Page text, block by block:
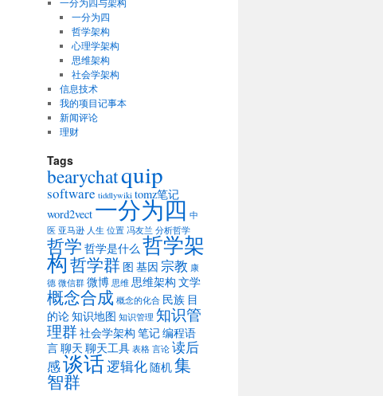
一分为四
哲学架构
心理学架构
思维架构
社会学架构
信息技术
我的项目记事本
新闻评论
理财
Tags
bearychatquip
software tiddlywiki tomz笔记
word2vect 一分为四 中
医 亚马逊 人生 位置 冯友兰 分析哲学
哲学 哲学是什么 哲学架
构哲学群 图 基因 宗教 康
德 微信群 微博 思维 思维架构 文学
概念合成 概念的化合 民族 目
的论知识地图 知识管理 知识管
理群社会学架构 笔记编程语
言聊天 聊天工具 表格 言论 读后
感谈话逻辑化随机集
智群